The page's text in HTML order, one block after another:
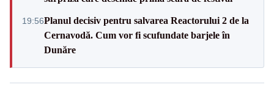
19:56Planul decisiv pentru salvarea Reactorului 2 de la
Cernavodă. Cum vor fi scufundate barjele în
Dunăre